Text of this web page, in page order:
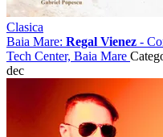
Clasica
Baia Mare: Regal Vienez -
Tech Center, Baia Mare
dec